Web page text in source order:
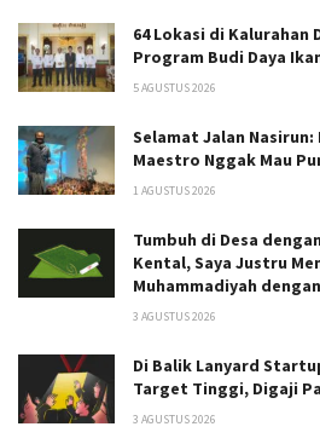
64 Lokasi di Kalurahan
Program Budi Daya
5 AGUSTUS 2026
Selamat Jalan Nasirun:
Maestro Nggak Mau
1 AGUSTUS 2026
Tumbuh di Desa
Kental, Saya Justru
Muhammadiyah
3 AGUSTUS 2026
Di Balik Lanyard
Target Tinggi, Digaji
3 AGUSTUS 2026